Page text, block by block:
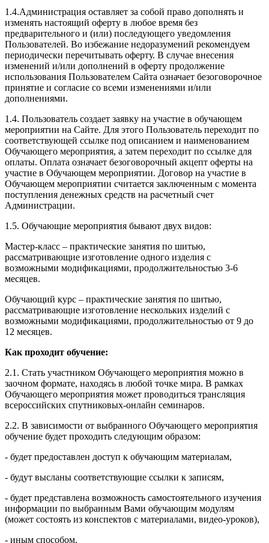
1.4.Администрация оставляет за собой право дополнять и
изменять настоящий оферту в любое время без
предварительного и (или) последующего уведомления
Пользователей. Во избежание недоразумений рекомендуем
периодически перечитывать оферту. В случае внесения
изменений и/или дополнений в оферту продолжение
использования Пользователем Сайта означает безоговорочное
принятие и согласие со всеми изменениями и/или
дополнениями.
1.4. Пользователь создает заявку на участие в обучающем
мероприятии на Сайте. Для этого Пользователь переходит по
соответствующей ссылке под описанием и наименованием
Обучающего мероприятия, а затем переходит по ссылке для
оплаты. Оплата означает безоговорочный акцепт оферты на
участие в Обучающем мероприятии. Договор на участие в
Обучающем мероприятии считается заключенным с момента
поступления денежных средств на расчетный счет
Администрации.
1.5. Обучающие мероприятия бывают двух видов:
Мастер-класс – практические занятия по шитью,
рассматривающие изготовление одного изделия с
возможными модификациями, продолжительностью 3-6
месяцев.
Обучающий курс – практические занятия по шитью,
рассматривающие изготовление нескольких изделий с
возможными модификациями, продолжительностью от 9 до
12 месяцев.
Как проходит обучение:
2.1. Стать участником Обучающего мероприятия можно в
заочном формате, находясь в любой точке мира. В рамках
Обучающего мероприятия может проводиться трансляция
всероссийских спутниковых-онлайн семинаров.
2.2. В зависимости от выбранного Обучающего мероприятия
обучение будет проходить следующим образом:
- будет предоставлен доступ к обучающим материалам,
- будут высланы соответствующие ссылки к записям,
- будет представлена возможность самостоятельного изучения
информации по выбранным Вами обучающим модулям
(может состоять из конспектов с материалами, видео-уроков),
- иным способом.